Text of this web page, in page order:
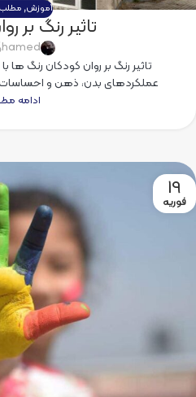
آموزش,
تاثیر رنگ بر
hamed
تاثیر رنگ بر روان کودکان رنگ ها
عملکردهای بدن، ذهن و احساسات
ادامه
19
فوریه